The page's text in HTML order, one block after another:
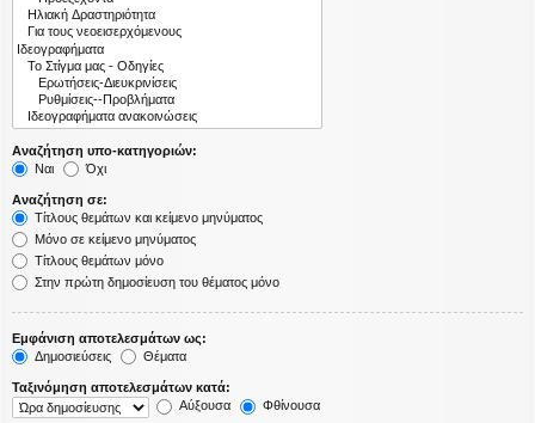
Αναζήτηση υπο-κατηγοριών:
Ναι
Όχι
Αναζήτηση σε:
Τίτλους θεμάτων και κείμενο μηνύματος
Μόνο σε κείμενο μηνύματος
Τίτλους θεμάτων μόνο
Στην πρώτη δημοσίευση του θέματος μόνο
Εμφάνιση αποτελεσμάτων ως:
Δημοσιεύσεις
Θέματα
Ταξινόμηση αποτελεσμάτων κατά:
Αύξουσα
Φθίνουσα